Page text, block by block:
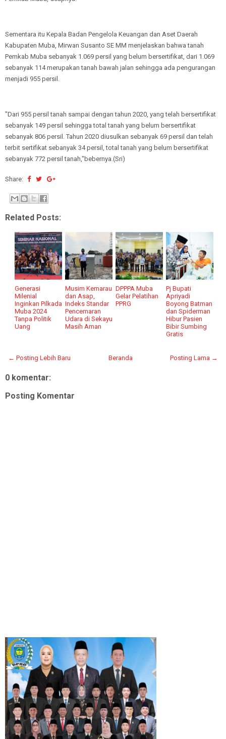
Sementara itu Kepala Badan Pengelola Keuangan dan Aset Daerah
Kabupaten Muba, Mirwan Susanto SE MM menjelaskan bahwa tanah
Pemkab Muba sebanyak 1.069 persil yang belum bersertifikat, dari 1.069
sebanyak 114 merupakan tanah bawah jalan sehingga ada pengurangan
menjadi 955 persil.
"Dari 955 persil tanah sampai dengan tahun 2020, yang telah bersertifikat
sebanyak 149 persil sehingga total tanah yang belum bersertifikat
sebanyak 806 persil. Tahun 2020 diusulkan sebanyak 69 persil dan telah
terbit sertifikat sebanyak 34 persil, total tanah yang belum bersertifikat
sebanyak 772 persil tanah,"bebernya.(Sri)
Share:
Related Posts:
Generasi
Milenial
Inginkan Pilkada
Muba 2024
Tanpa Politik
Uang
Musim Kemarau
dan Asap,
Indeks Standar
Pencemaran
Udara di Sekayu
Masih Aman
DPPPA Muba
Gelar Pelatihan
PPRG
Pj Bupati
Apriyadi
Boyong Batman
dan Spiderman
Hibur Pasien
Bibir Sumbing
Gratis
← Posting Lebih Baru Posting Lama →
Beranda
0 komentar:
Posting Komentar